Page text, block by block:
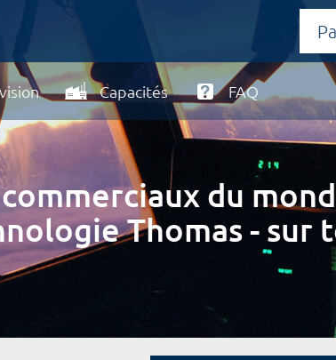
Capacités FAQ
du
Thomas - sur